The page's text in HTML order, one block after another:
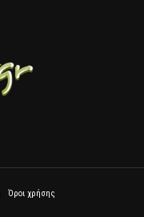
Όροι χρήσης